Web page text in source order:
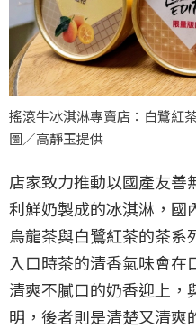
搖滾牛冰淇淋專賣店：白鷺紅
圖／高靜玉提供
店家致力推動以國產友善
利鮮奶製成的冰淇淋，國
烏龍茶與白鷺紅茶的茶系
入口時茶的清香氣味會在
清爽不膩口的奶香迎上，
明，後者則是清楚又清爽